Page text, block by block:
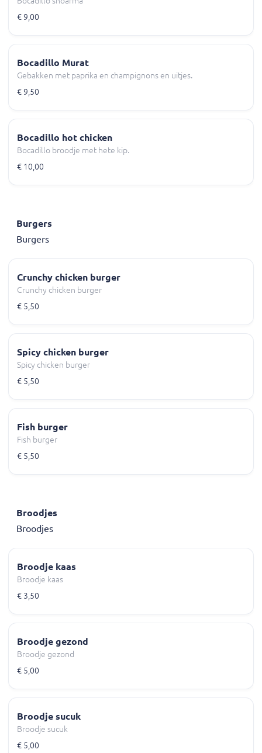
€ 9,00
Bocadillo Murat
Gebakken met paprika en champignons en uitjes.
€ 9,50
Bocadillo hot chicken
Bocadillo broodje met hete kip.
€ 10,00
Burgers
Burgers
Crunchy chicken burger
Crunchy chicken burger
€ 5,50
Spicy chicken burger
Spicy chicken burger
€ 5,50
Fish burger
Fish burger
€ 5,50
Broodjes
Broodjes
Broodje kaas
Broodje kaas
€ 3,50
Broodje gezond
Broodje gezond
€ 5,00
Broodje sucuk
Broodje sucuk
€ 5,00